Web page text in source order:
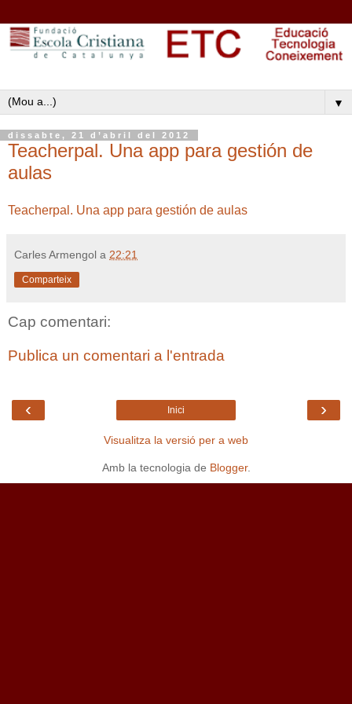
▼
dissabte, 21 d’abril del 2012
Teacherpal. Una app para gestión de
aulas
Teacherpal. Una app para gestión de aulas
Carles Armengol a 22:21
Comparteix
Cap comentari:
Publica un comentari a l'entrada
‹ ›
Inici
Visualitza la versió per a web
Amb la tecnologia de Blogger.